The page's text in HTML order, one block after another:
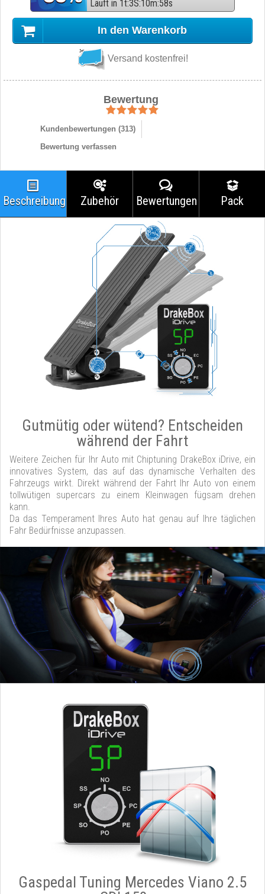
Läuft in 1t:3S:10m:57s
In den Warenkorb
Versand kostenfrei!
Bewertung
Kundenbewertungen (313)
Bewertung verfassen
Beschreibung Zubehör Bewertungen Pack
Gutmütig oder wütend? Entscheiden
während der Fahrt
Weitere Zeichen für Ihr Auto mit Chiptuning DrakeBox iDrive, ein
innovatives System, das auf das dynamische Verhalten des
Fahrzeugs wirkt. Direkt während der Fahrt Ihr Auto von einem
tollwütigen supercars zu einem Kleinwagen fügsam drehen
kann.
Da das Temperament Ihres Auto hat genau auf Ihre täglichen
Fahr Bedürfnisse anzupassen.
Gaspedal Tuning Mercedes Viano 2.5